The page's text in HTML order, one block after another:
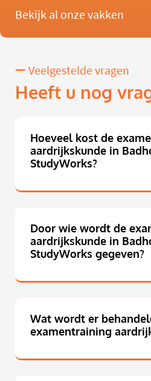
Bekijk al onze vakken
Veelgestelde vragen
Heeft u nog
Hoeveel kost de
aardrijkskunde in
StudyWorks?
Door wie wordt de
aardrijkskunde in
StudyWorks gegeven?
Wat wordt er
examentraining